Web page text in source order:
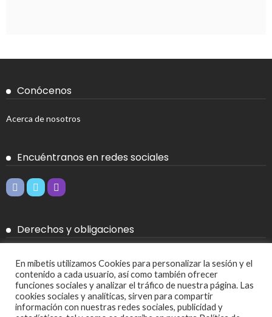
Conócenos
Acerca de nosotros
Encuéntranos en redes sociales
Derechos y obligaciones
Política de Cookies
Política de privacidad
En mibetis utilizamos Cookies para personalizar la sesión y el
contenido a cada usuario, así como también ofrecer
funciones sociales y analizar el tráfico de nuestra página. Las
cookies sociales y analíticas, sirven para compartir
información con nuestras redes sociales, publicidad y